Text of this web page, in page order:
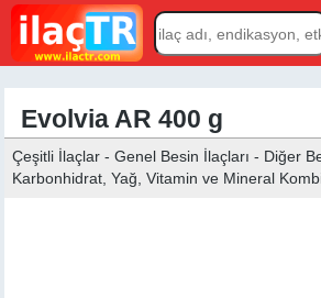
Evolvia AR 400 g
Çeşitli İlaçlar - Genel Besin İlaçları - Diğer
Karbonhidrat, Yağ, Vitamin ve Mineral